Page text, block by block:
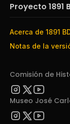
Proyecto 1891
Acerca de 1891
Notas de la
Comisión de
Museo José